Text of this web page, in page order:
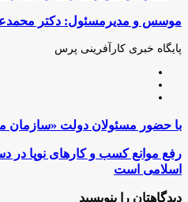
از
ایمیل
موسس و مدیرمسئول: دکتر
پایگاه خبری کارآفرینی پرس
با
مسئولان
دولت
«سازمان
ملی
با حضور مسئولان دولت
رفع
موانع
کسب
رفع موانع کسب و کارهای نوپا در
اسلامی است
دیدگاهتان را بنویسید